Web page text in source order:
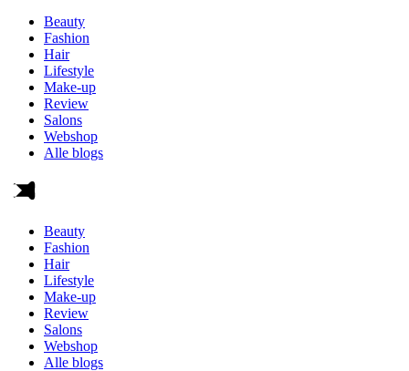
Beauty
Fashion
Hair
Lifestyle
Make-up
Review
Salons
Webshop
Alle blogs
Beauty
Fashion
Hair
Lifestyle
Make-up
Review
Salons
Webshop
Alle blogs